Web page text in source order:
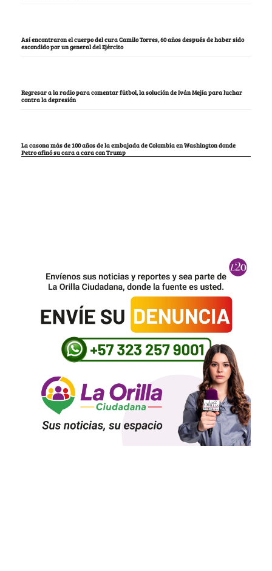
Así encontraron el cuerpo del cura Camilo Torres, 60 años después de haber sido
escondido por un general del Ejército
Regresar a la radio para comentar fútbol, la solución de Iván Mejía para luchar
contra la depresión
La casona más de 100 años de la embajada de Colombia en Washington donde
Petro afinó su cara a cara con Trump